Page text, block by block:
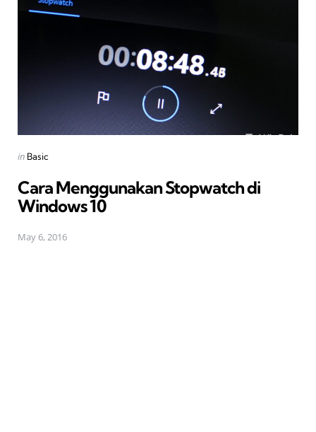
Posted
in Basic
Cara Menggunakan Stopwatch di
Windows 10
May 6, 2016